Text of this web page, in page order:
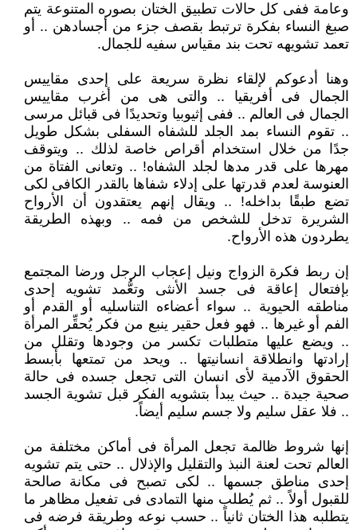
وعامة ففى كل حالات تطبيق الختان بصوره المتنوعة يتم
صبغ النساء بفكرة ترتبط بقصف جزء من أجسادهن .. أو
تعمد تشويهه تحت بند مقياس سفيه للجمال.
وهنا أدعوكم لإلقاء نظرة سريعة على إحدى مقاييس
الجمال فى أفريقيا .. والتى هى من أغرب مقاييس
الجمال فى العالم .. ففى إثيوبيا وتحديدًا فى قبائل مرسى
.. تقوم النساء بمد الجلد للشفاه السفلى بشكل طويل
جدًا من خلال استخدام أقراص خاصة لذلك .. ويتوقف
مهرها على قدر مدها لجلد الشفاه! .. وتعانى الفتاة من
العنوسة لعدم قدرتها على إدلاء شفاها بالقدر الكافى لكى
تضع طبقًا بداخله! .. ويقال إنهم يعتقدون أن الأرواح
الشريرة تدخل للشخص من فمه .. وبهذه الطريقة
يطردون هذه الأرواح.
إن ربط فكرة الزواج ونيل إعجاب الرجل ورضا المجتمع
بإفتعال إعاقة فى جسد الأنثى وتعُّمد تشويه إحدى
مناطقه الحيوية .. سواء أعضاءه التناسليه أو القدم أو
الفم أو غيرها .. فهو فعل حقير ينبع من فكر يُحقِّر المرأة
.. ويضع عليها متطلبات تكسر من وجودها وتقلل من
إرادتها وانطلاقة انسانيتها .. ويحد من تمتعها بأبسط
الحقوق الآدمية لأى انسان التى تجعل جسده فى حالة
صحية جيدة .. حيث يبدأ بتشويه الفكر قبل تشوية الجسد
.. فلا عقل سليم ولا جسم سليم أيضاً.
إنها شروط ظالمة تجعل المرأة فى أماكن مختلفة من
العالم تحت لعنة النبذ والتقليل والإذلال .. حتى يتم تشويه
إحدى مناطق جسمها .. لكى تصبح فى مكانة صالحة
للقبول أولاً .. ثم يُطلب منها التمادى فى تفعيل مظاهر ما
يتطلبه هذا الختان ثانياً .. حسب نوعه وطريقة فرضه فى